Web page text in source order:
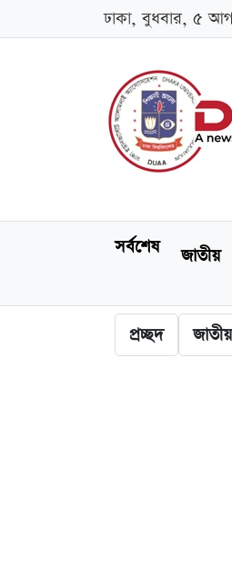
ঢাকা, বুধবার, ৫
সর্বশেষ জাতীয়
প্রচ্ছদ জাতীয়